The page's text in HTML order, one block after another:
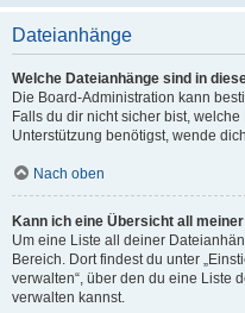
Dateianhänge
Welche Dateianhänge sind in
Die Board-Administration kann
Falls du dir nicht sicher bist,
Unterstützung benötigst, wende
Nach oben
Kann ich eine Übersicht all
Um eine Liste all deiner
Bereich. Dort findest du unter
verwalten“, über den du eine Liste
verwalten kannst.